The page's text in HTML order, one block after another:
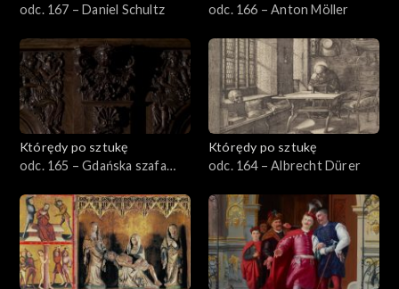
odc. 167 – Daniel Schultz
odc. 166 – Anton Möller
Którędy po sztukę
odc. 165 – Gdańska szafa
Którędy po sztukę
odc. 164 – Albrecht Dürer